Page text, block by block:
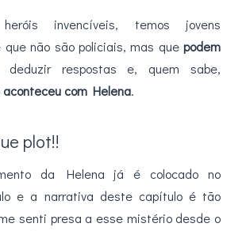
invencíveis, temos jovens
que não são policiais, mas que podem
deduzir respostas e, quem sabe,
aconteceu com Helena.
plot!!
da Helena já é colocado no
e a narrativa deste capítulo é tão
senti presa a esse mistério desde o